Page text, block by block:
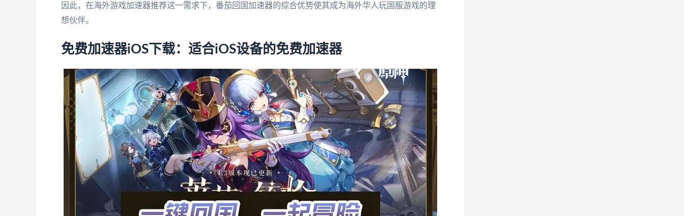
因此，在海外游戏加速器推荐这一需求下，番茄回国加速器的综合优势使其成为海外华人玩国服游戏的理
想伙伴。
免费加速器iOS下载：适合iOS设备的免费加速器